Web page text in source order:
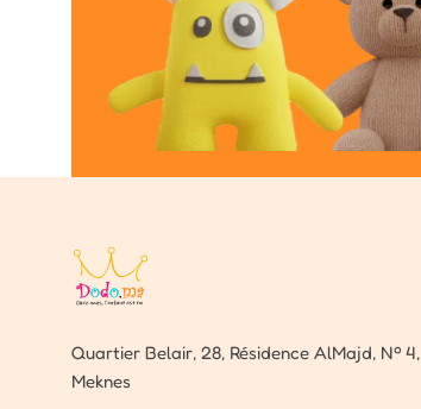
Quartier Belair, 28, Résidence AlMajd, Nº 4,
Meknes